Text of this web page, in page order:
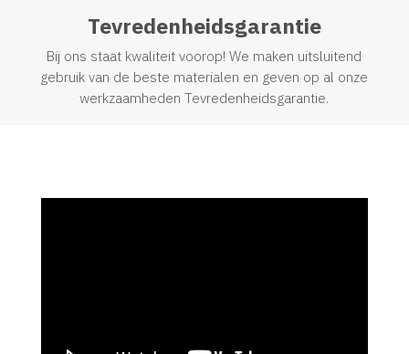
Tevredenheidsgarantie
Bij ons staat kwaliteit voorop! We maken uitsluitend
gebruik van de beste materialen en geven op al onze
werkzaamheden Tevredenheidsgarantie.